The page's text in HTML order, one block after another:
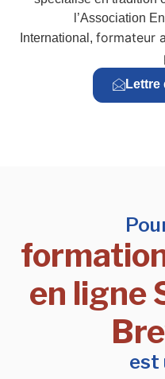
l’Association
International, formateur
Lettre
en ligne
est